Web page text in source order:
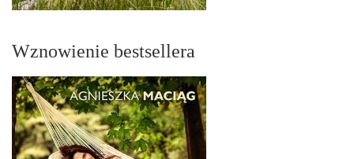
Wznowienie bestsellera